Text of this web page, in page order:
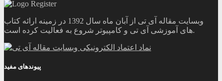
وبسایت مقاله آی تی از آبان ماه سال 1392 در زمینه ارائه کتاب
های آموزشی آی تی و کامپیوتر شروع به فعالیت کرده است.
پیوندهای مفید